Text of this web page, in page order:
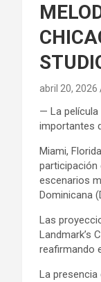
abril 20, 2026
— La
importantes
Miami,
participación
escenarios
Dominicana
Las
Landmark’s
reafirmando
La presencia